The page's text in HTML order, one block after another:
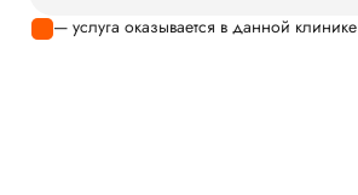
— услуга оказывается в данной клинике